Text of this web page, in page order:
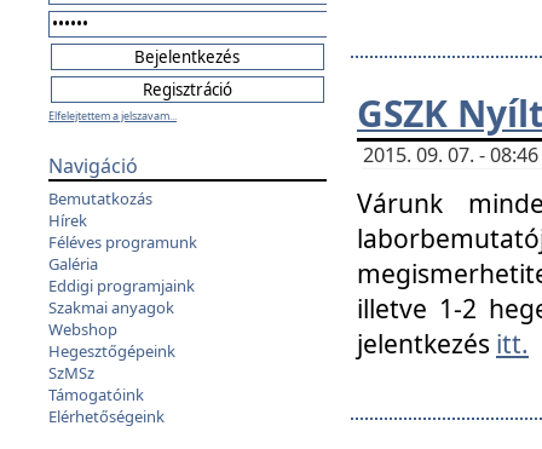
Elfelejtettem a jelszavam...
Navigáció
Bemutatkozás
Hírek
Féléves programunk
Galéria
Eddigi programjaink
Szakmai anyagok
Webshop
Hegesztőgépeink
SzMSz
Támogatóink
Elérhetőségeink
GSZK
2015. 09. 07. -
Várunk
illetve 1-2
jelentkezés itt.